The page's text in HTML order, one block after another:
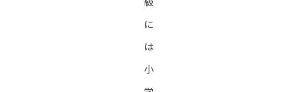
に
は
小